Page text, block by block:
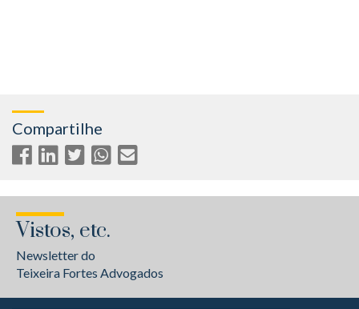
Compartilhe
Vistos, etc.
Newsletter do
Teixeira Fortes Advogados